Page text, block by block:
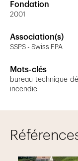
Fondation
2001
Association(s)
SSPS - Swiss FPA
Mots-clés
bureau-technique-
incendie